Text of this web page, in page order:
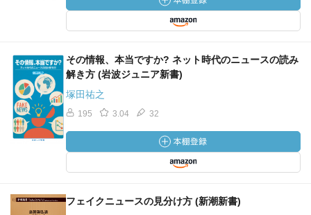
その情報、本当ですか? ネット時代のニュースの読み
解き方 (岩波ジュニア新書)
塚田祐之
195 3.04 32
フェイクニュースの見分け方 (新潮新書)